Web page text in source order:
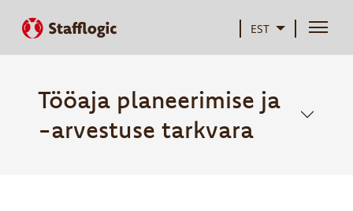
EST
Tööaja planeerimise ja
-arvestuse tarkvara